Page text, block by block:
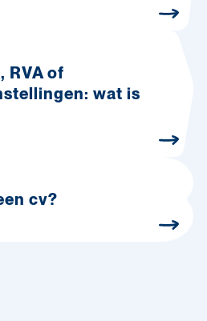
RVA of
wat is
cv?